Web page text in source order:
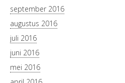
september 2016
augustus 2016
juli 2016
juni 2016
mei 2016